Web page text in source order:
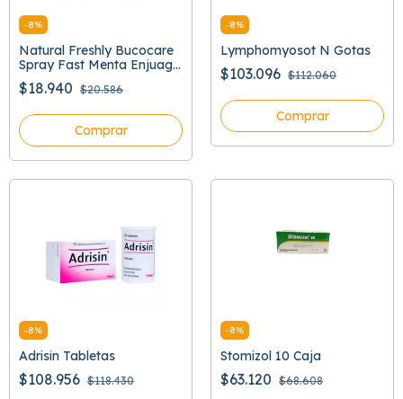
-8%
Natural Freshly Bucocare
Spray Fast Menta Enjuage
Bucal
$18.940 $20.586
Comprar
-8%
Lymphomyosot N Gotas
$103.096 $112.060
Comprar
-8%
Adrisin Tabletas
$108.956 $118.430
-8%
Stomizol 10 Caja
$63.120 $68.608